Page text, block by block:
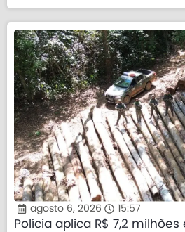
agosto 6, 2026 15:57
Polícia aplica R$ 7,2